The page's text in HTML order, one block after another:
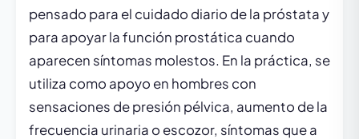
pensado para el cuidado diario de la próstata y
para apoyar la función prostática cuando
aparecen síntomas molestos. En la práctica, se
utiliza como apoyo en hombres con
sensaciones de presión pélvica, aumento de la
frecuencia urinaria o escozor, síntomas que a